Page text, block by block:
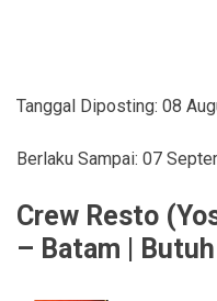
Tanggal Diposting: 08
Berlaku Sampai: 07
Crew Resto
– Batam |